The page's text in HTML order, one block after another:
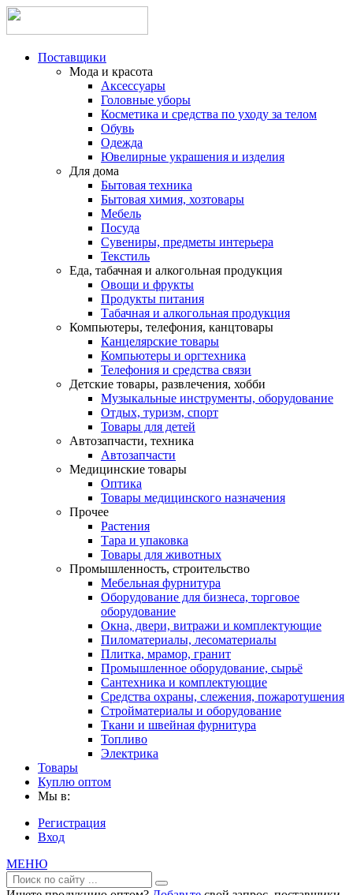
Поставщики
Мода и красота
Аксессуары
Головные уборы
Косметика и средства по уходу за телом
Обувь
Одежда
Ювелирные украшения и изделия
Для дома
Бытовая техника
Бытовая химия, хозтовары
Мебель
Посуда
Сувениры, предметы интерьера
Текстиль
Еда, табачная и алкогольная продукция
Овощи и фрукты
Продукты питания
Табачная и алкогольная продукция
Компьютеры, телефония, канцтовары
Канцелярские товары
Компьютеры и оргтехника
Телефония и средства связи
Детские товары, развлечения, хобби
Музыкальные инструменты, оборудование
Отдых, туризм, спорт
Товары для детей
Автозапчасти, техника
Автозапчасти
Медицинские товары
Оптика
Товары медицинского назначения
Прочее
Растения
Тара и упаковка
Товары для животных
Промышленность, строительство
Мебельная фурнитура
Оборудование для бизнеса, торговое
оборудование
Окна, двери, витражи и комплектующие
Пиломатериалы, лесоматериалы
Плитка, мрамор, гранит
Промышленное оборудование, сырьё
Сантехника и комплектующие
Средства охраны, слежения, пожаротушения
Стройматериалы и оборудование
Ткани и швейная фурнитура
Топливо
Электрика
Товары
Куплю оптом
Мы в:
Регистрация
Вход
МЕНЮ